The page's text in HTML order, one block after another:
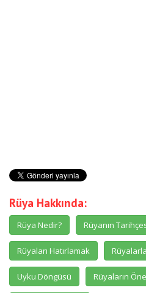
Rüya Hakkında:
Rüya Nedir? Rüyanın
Rüyaları Hatırlamak
Uyku Döngüsü Rüyaların